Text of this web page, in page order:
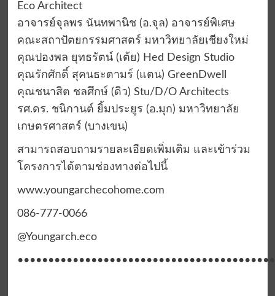
Eco Architect
อาจารย์จุลพร นันทพานิช (อ.จุล) อาจารย์พิเศษ
คณะสถาปัตยกรรมศาสตร์ มหาวิทยาลัยเชียงใหม่
คุณปองพล ยุทธรัตน์ (เต้ย) Hed Design Studio
คุณรักศักดิ์ สุคนธะตามร์ (แตน) GreenDwell
คุณชนาสิต ชลศึกษ์ (ดิว) Stu/D/O Architects
รศ.ดร. ชนิกานต์ ยิ้มประยูร (อ.มุก) มหาวิทยาลัย
เกษตรศาสตร์ (บางเขน)
สามารถสอบถามรายละเอียดเพิ่มเติม และเข้าร่วม
โครงการได้ตามช่องทางต่อไปนี้
www.youngarchecohome.com
086-777-0066
@Youngarch.eco